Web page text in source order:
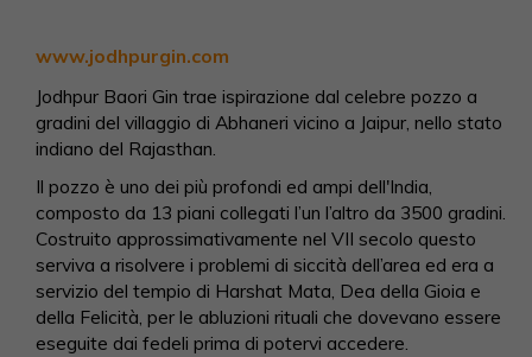
www.jodhpurgin.com
Jodhpur Baori Gin trae ispirazione dal celebre pozzo a
gradini del villaggio di Abhaneri vicino a Jaipur, nello stato
indiano del Rajasthan.
Il pozzo è uno dei più profondi ed ampi dell'India,
composto da 13 piani collegati l’un l’altro da 3500 gradini.
Costruito approssimativamente nel VII secolo questo
serviva a risolvere i problemi di siccità dell’area ed era a
servizio del tempio di Harshat Mata, Dea della Gioia e
della Felicità, per le abluzioni rituali che dovevano essere
eseguite dai fedeli prima di potervi accedere.